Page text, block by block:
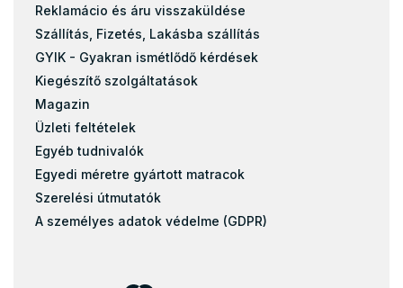
Reklamácio és áru visszaküldése
Szállítás, Fizetés, Lakásba szállítás
GYIK - Gyakran ismétlődő kérdések
Kiegészítő szolgáltatások
Magazin
Üzleti feltételek
Egyéb tudnivalók
Egyedi méretre gyártott matracok
Szerelési útmutatók
A személyes adatok védelme (GDPR)